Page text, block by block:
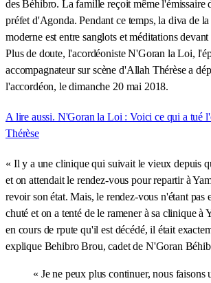
des Béhibro. La famille reçoit même l'émissaire
préfet d'Agonda. Pendant ce temps, la diva de
moderne est entre sanglots et méditations
Plus de doute, l'acordéoniste N'Goran la Loi,
accompagnateur sur scène d'Allah Thérèse a
l'accordéon, le dimanche 20 mai 2018.
A lire aussi. N'Goran la Loi : Voici ce qui a tué
Thérèse
« Il y a une clinique qui suivait le vieux depuis
et on attendait le rendez-vous pour repartir à
revoir son état. Mais, le rendez-vous n'étant pas
chuté et on a tenté de le ramener à sa clinique à
en cours de rpute qu'il est décédé, il était
explique Behibro Brou, cadet de N'Goran
« Je ne peux plus continuer, nous faisons